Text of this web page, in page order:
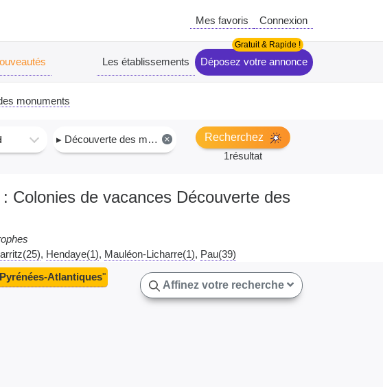
Mes favoris Connexion
Les établissements Déposez votre annonce
monuments
×
▸ Découverte des monuments
Recherchez
1résultat
Colonies de vacances Découverte des
Hendaye(1) Mauléon-Licharre(1) Pau(39)
Pyrénées-Atlantiques"
Affinez votre recherche